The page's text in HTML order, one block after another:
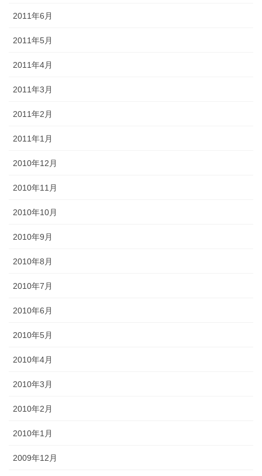
2011年6月
2011年5月
2011年4月
2011年3月
2011年2月
2011年1月
2010年12月
2010年11月
2010年10月
2010年9月
2010年8月
2010年7月
2010年6月
2010年5月
2010年4月
2010年3月
2010年2月
2010年1月
2009年12月